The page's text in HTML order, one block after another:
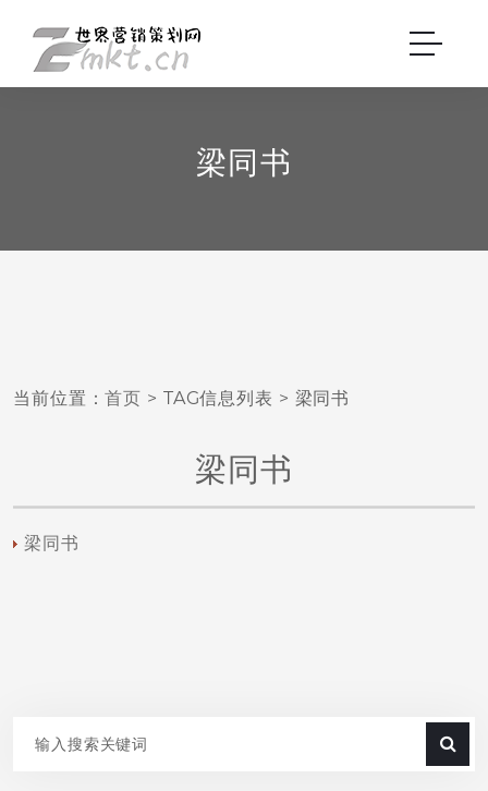
梁同书
当前位置：首页 > TAG信息列表 > 梁同书
梁同书
梁同书